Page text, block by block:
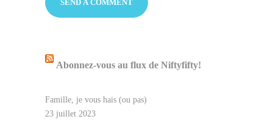
Abonnez-vous au flux de Niftyfifty!
Famille, je vous hais (ou pas)
23 juillet 2023